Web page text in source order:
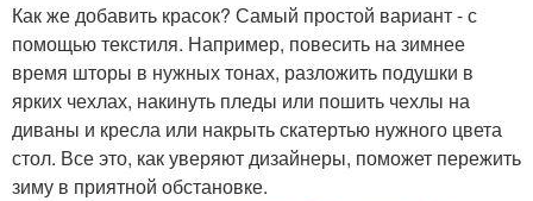
Как же добавить красок? Самый простой вариант - с
помощью текстиля. Например, повесить на зимнее
время шторы в нужных тонах, разложить подушки в
ярких чехлах, накинуть пледы или пошить чехлы на
диваны и кресла или накрыть скатертью нужного цвета
стол. Все это, как уверяют дизайнеры, поможет пережить
зиму в приятной обстановке.